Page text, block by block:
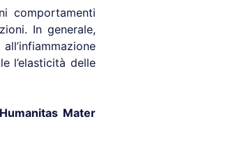
comportamenti
In generale,
l’elasticità delle
Humanitas Mater